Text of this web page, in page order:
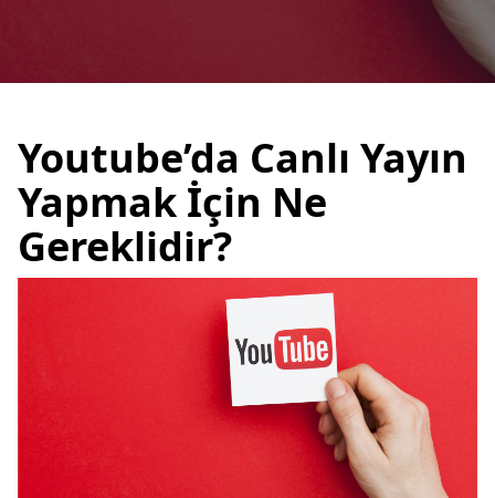
Youtube’da Canlı Yayın
Yapmak İçin Ne
Gereklidir?